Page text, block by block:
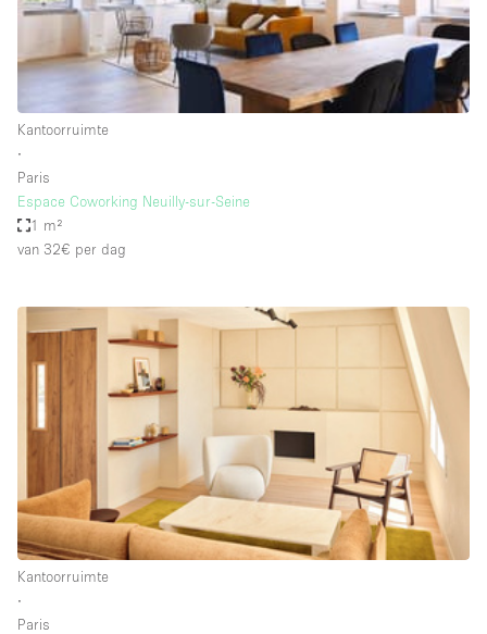
Grote entree
Haussmann-stijl
Industrieel
Internet
Keuken
Lift
Meerdere kamers
Meubilair
Privé-parkeerplaats
RAW
Schitterend uitzicht
Smoking Area
Kantoorruimte
∙
Paris
Espace Coworking Neuilly-sur-Seine
1 m²
van 32€ per dag
Kantoorruimte
∙
Paris